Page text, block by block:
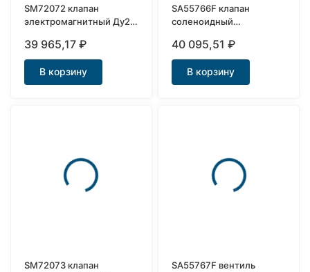
SM72072 клапан
электромагнитный Ду25
39 965,17₽
В корзину
SA55766F клапан
соленоидный
40 095,51₽
В корзину
SM72073 клапан
SA55767F вентиль